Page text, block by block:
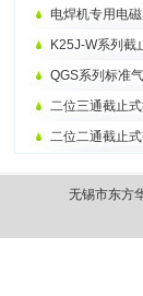
电焊机专用电磁
K25J-W系列截
QGS系列标准
二位三通截止
二位二通截止
无锡市东方